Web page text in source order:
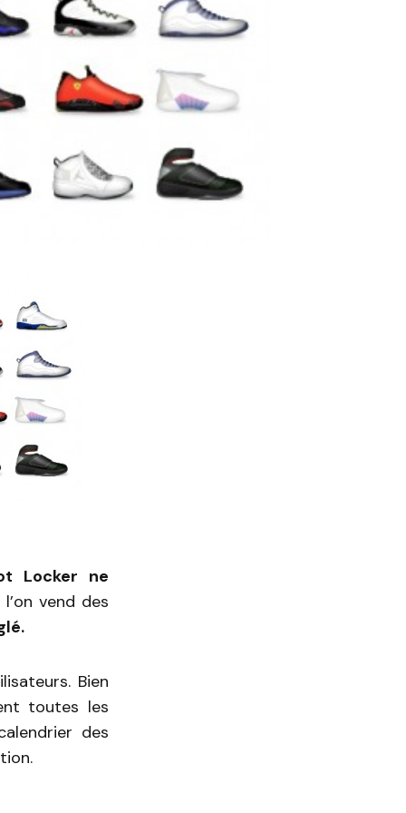
Locker ne
vend des
Bien
toutes les
des